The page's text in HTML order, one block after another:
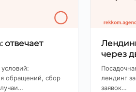
отвечает
обращений, сбор
через
лендинг
заявок…